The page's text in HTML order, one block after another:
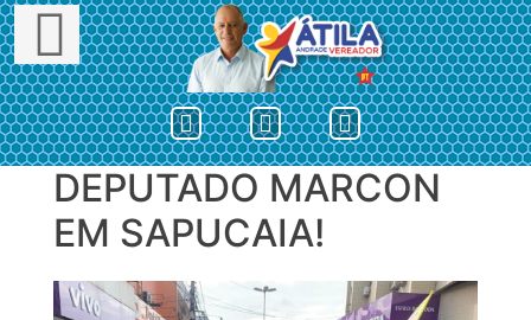
content
DEPUTADO MARCON
EM SAPUCAIA!